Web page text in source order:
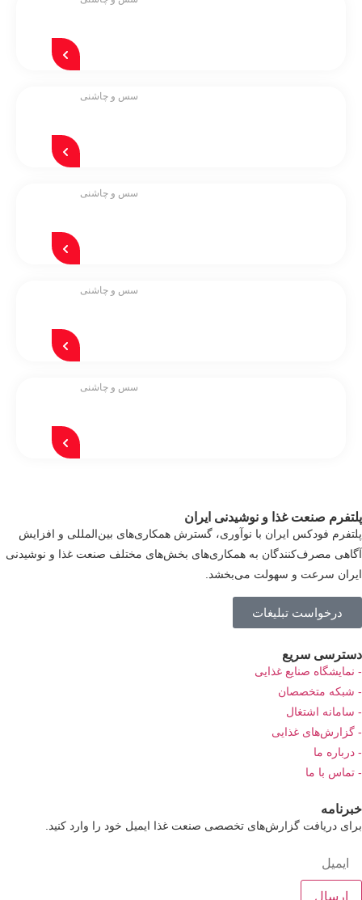
سس و چاشنی
سس و چاشنی
سس و چاشنی
سس و چاشنی
صنعت غذا و نوشیدنی ایران
فودکس ایران با نوآوری، گسترش همکاری‌های بین‌المللی و افزایش
مصرف‌کنندگان به همکاری‌های بخش‌های مختلف صنعت غذا و نوشیدنی
سرعت و سهولت می‌بخشد.
درخواست تبلیغات
سریع
صنایع غذایی
متخصصان
اشتغال
غذایی
ما
با ما
دریافت گزارش‌های تخصصی صنعت غذا ایمیل خود را وارد کنید.